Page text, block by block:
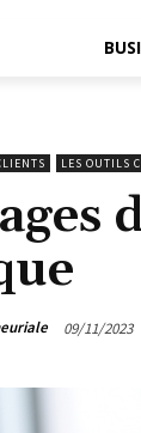
LES OUTILS
09/11/2023